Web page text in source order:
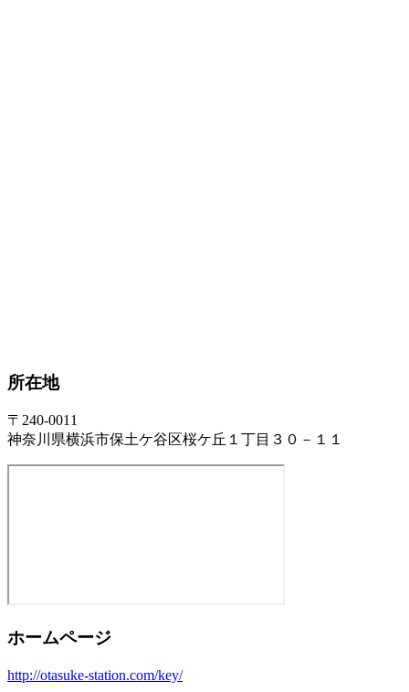
所在地
〒240-0011
神奈川県横浜市保土ケ谷区桜ケ丘１丁目３０－１１
ホームページ
http://otasuke-station.com/key/